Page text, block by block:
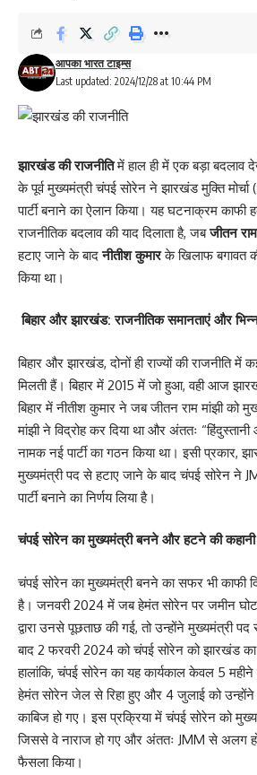
Last updated: 2024/12/28 at 10:44 PM
आपका भारत टाइम्स
झारखंड की राजनीतिमें हाल ही में एक बड़ा बदलाव
के पूर्व मुख्यमंत्री चंपई सोरेन ने झारखंड मुक्ति
पार्टी बनाने का ऐलान किया। यह घटनाक्रम काफी
राजनीतिक बदलाव की याद दिलाता है, जबजीतन
हटाए जाने के बादनीतीश कुमारके खिलाफ बगावत
किया था।
बिहार और झारखंड: राजनीतिक समानताएं और
बिहार और झारखंड, दोनों ही राज्यों की राजनीति
मिलती हैं। बिहार में 2015 में जो हुआ, वही आज
बिहार में नीतीश कुमार ने जब जीतन राम मांझी को
मांझी ने विद्रोह कर दिया था और अंततः “हिंदुस्तानी
नामक नई पार्टी का गठन किया था। इसी प्रकार,
मुख्यमंत्री पद से हटाए जाने के बाद चंपई सोरेन ने
पार्टी बनाने का निर्णय लिया है।
चंपई सोरेन का मुख्यमंत्री बनने और हटने की कहानी
चंपई सोरेन का मुख्यमंत्री बनने का सफर भी काफी
है। जनवरी 2024 में जबहेमंत सोरेन पर जमीन
द्वारा उनसे पूछताछ की गई, तो उन्होंने मुख्यमंत्री
बाद 2 फरवरी 2024 को चंपई सोरेन को झारखंड का
हालांकि, चंपई सोरेन का यह कार्यकाल केवल 5
हेमंत सोरेन जेल से रिहा हुए और 4 जुलाई को
काबिज हो गए। इस प्रक्रिया में चंपई सोरेन को
जिससे वे नाराज हो गए और अंततः JMM से अलग
फैसला किया।